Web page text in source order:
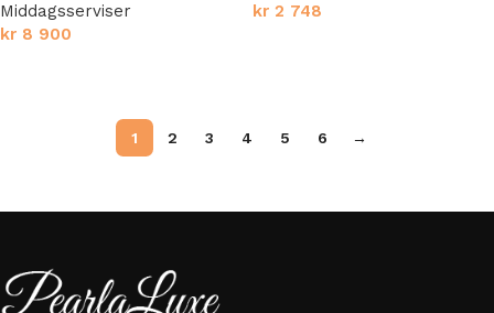
Middagsserviser
kr 8 900
kr 2 748
1 2 3 4 5 6 →